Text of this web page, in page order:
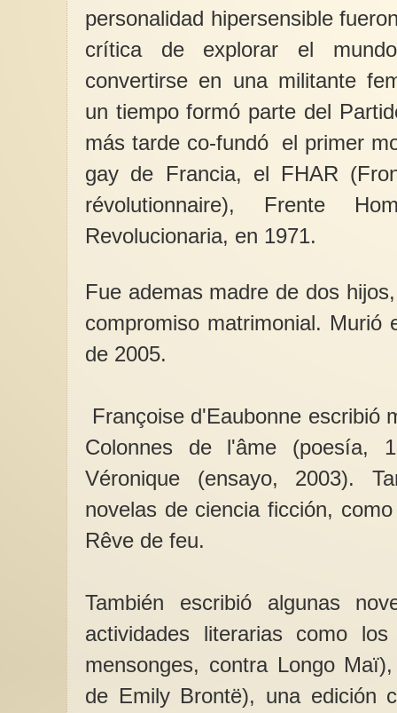
personalidad hipersensible
crítica de explorar el
convertirse en una militante
un tiempo formó parte del
más tarde co-fundó el primer
gay de Francia, el FHAR
révolutionnaire), Frente
Revolucionaria, en 1971.
Fue ademas madre de dos
compromiso matrimonial.
de 2005.
Françoise d'Eaubonne escribió
Colonnes de l'âme (poesía,
Véronique (ensayo, 2003).
novelas de ciencia ficción,
Rêve de feu.
También escribió algunas
actividades literarias como
mensonges, contra Longo
de Emily Brontë), una edición